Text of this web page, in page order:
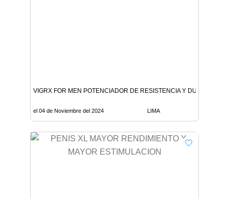
VIGRX FOR MEN POTENCIADOR DE RESISTENCIA Y DURACION
el 04 de Noviembre del 2024 LIMA